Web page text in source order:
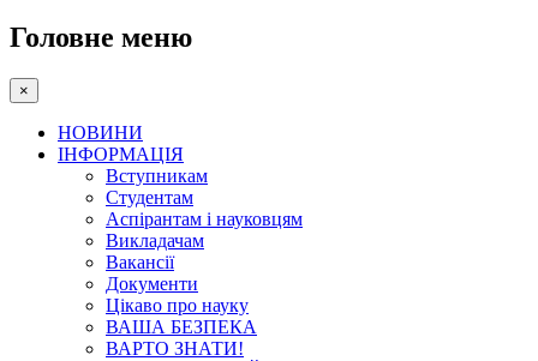
Головне меню
×
НОВИНИ
ІНФОРМАЦІЯ
Вступникам
Студентам
Аспірантам і науковцям
Викладачам
Вакансії
Документи
Цікаво про науку
ВАША БЕЗПЕКА
ВАРТО ЗНАТИ!